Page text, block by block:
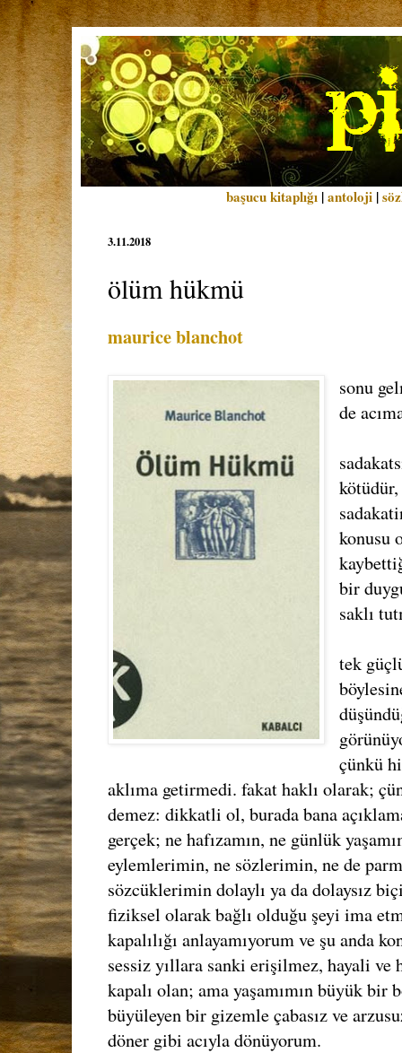
başucu kitaplığı |antoloji |
3.11.2018
ölüm hükmü
maurice blanchot
sonu
de
konusu
bir
saklı
tek
çünkü
aklıma getirmedi. fakat haklı olarak;
demez: dikkatli ol, burada bana
gerçek; ne hafızamın, ne günlük
eylemlerimin, ne sözlerimin, ne de
sözcüklerimin dolaylı ya da dolaysız
fiziksel olarak bağlı olduğu şeyi ima
kapalılığı anlayamıyorum ve şu anda
sessiz yıllara sanki erişilmez, hayali ve
kapalı olan; ama yaşamımın büyük bir
büyüleyen bir gizemle çabasız ve
döner gibi acıyla dönüyorum.